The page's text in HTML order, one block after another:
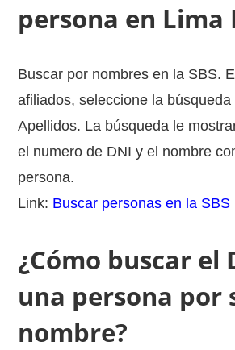
persona en Lima
Buscar por nombres en la SBS.
afiliados, seleccione la
Apellidos. La búsqueda le
el numero de DNI y el nombre
persona.
Link: Buscar personas en la SBS
¿Cómo buscar el
una persona por
nombre?